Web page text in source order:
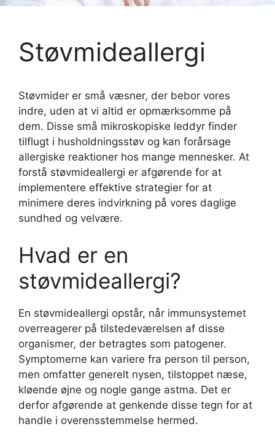
Støvmideallergi
Støvmider er små væsner, der bebor vores
indre, uden at vi altid er opmærksomme på
dem. Disse små mikroskopiske leddyr finder
tilflugt i husholdningsstøv og kan forårsage
allergiske reaktioner hos mange mennesker. At
forstå støvmideallergi er afgørende for at
implementere effektive strategier for at
minimere deres indvirkning på vores daglige
sundhed og velvære.
Hvad er en
støvmideallergi?
En støvmideallergi opstår, når immunsystemet
overreagerer på tilstedeværelsen af ​​disse
organismer, der betragtes som patogener.
Symptomerne kan variere fra person til person,
men omfatter generelt nysen, tilstoppet næse,
kløende øjne og nogle gange astma. Det er
derfor afgørende at genkende disse tegn for at
handle i overensstemmelse hermed.